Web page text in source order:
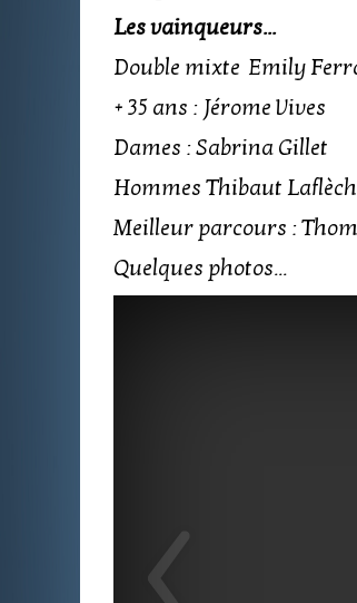
Les vainqueurs...
Double mixte Emily
+ 35 ans : Jérome Vives
Dames : Sabrina Gillet
Hommes Thibaut
Meilleur parcours :
Quelques photos...